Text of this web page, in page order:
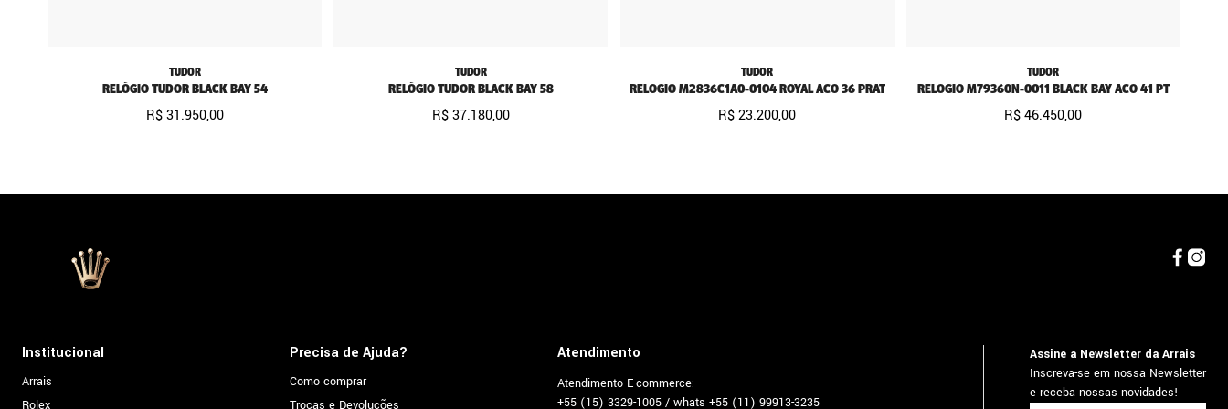
TUDOR
RELÓGIO TUDOR BLACK BAY 54
R$ 31.950,00
TUDOR
RELÓGIO TUDOR BLACK BAY 58
R$37.180,00
TUDOR
RELOGIO M2836C1A0-0104 ROYAL ACO 36 PRAT
R$23.200,00
TUDOR
RELOGIO M79360N-0011 BLACK BAY ACO 41 PT
R$ 46.450,00
Institucional
Arrais
Rolex
Precisa de Ajuda?
Como comprar
Trocas e Devoluções
Atendimento
Atendimento E-commerce:
+55 (15) 3329-1005 / whats +55 (11) 99913-3235
Assine a Newsletter da Arrais
Inscreva-se em nossa Newsletter
e receba nossas novidades!